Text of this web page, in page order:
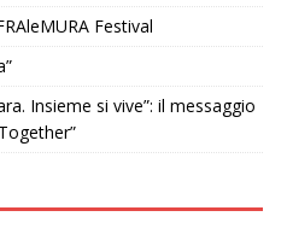
Festival
Insieme si vive”: il messaggio